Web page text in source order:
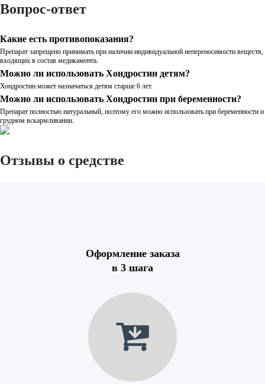
Вопрос-ответ
Какие есть противопоказания?
Препарат запрещено принимать при наличии индивидуальной непереносимости веществ,
входящих в состав медикамента.
Можно ли использовать Хондростин детям?
Хондростин может назначаться детям старше 6 лет.
Можно ли использовать Хондростин при беременности?
Препарат полностью натуральный, поэтому его можно использовать при беременности и
грудном вскармливании.
Отзывы о средстве
Оформление заказа
в 3 шага